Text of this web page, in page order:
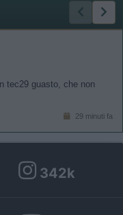
tec29 guasto, che non
29 minuti fa
342k